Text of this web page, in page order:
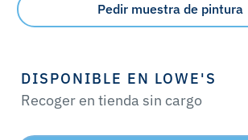
Pedir muestra de pintura
DISPONIBLE EN LOWE'S
Recoger en tienda sin cargo